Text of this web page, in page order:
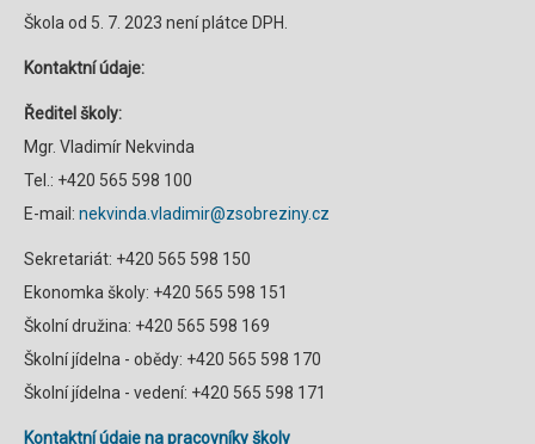
Škola od 5. 7. 2023 není plátce DPH.
Kontaktní údaje:
Ředitel školy:
Mgr. Vladimír Nekvinda
Tel.: +420 565 598 100
E-mail: nekvinda.vladimir@zsobreziny.cz
Sekretariát: +420 565 598 150
Ekonomka školy: +420 565 598 151
Školní družina: +420 565 598 169
Školní jídelna - obědy: +420 565 598 170
Školní jídelna - vedení: +420 565 598 171
Kontaktní údaje na pracovníky školy